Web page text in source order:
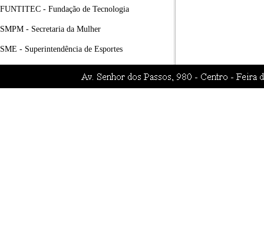
FUNTITEC - Fundação de Tecnologia
SMPM - Secretaria da Mulher
SME - Superintendência de Esportes